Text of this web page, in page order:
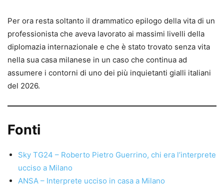
Per ora resta soltanto il drammatico epilogo della vita di un
professionista che aveva lavorato ai massimi livelli della
diplomazia internazionale e che è stato trovato senza vita
nella sua casa milanese in un caso che continua ad
assumere i contorni di uno dei più inquietanti gialli italiani
del 2026.
Fonti
Sky TG24 – Roberto Pietro Guerrino, chi era l’interprete
ucciso a Milano
ANSA – Interprete ucciso in casa a Milano